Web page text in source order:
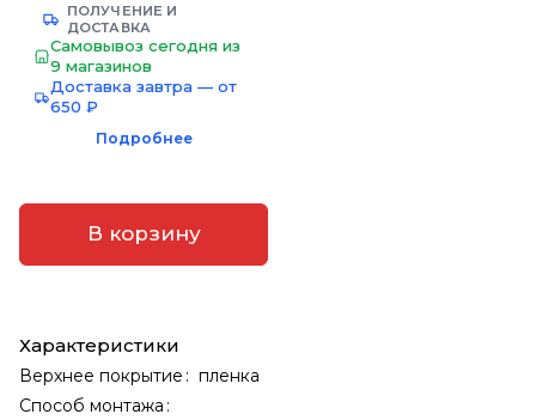
ПОЛУЧЕНИЕ И
ДОСТАВКА
Самовывоз сегодня из
9 магазинов
Доставка завтра — от
650 ₽
Подробнее
В корзину
Характеристики
Верхнее покрытие : пленка
Способ монтажа :